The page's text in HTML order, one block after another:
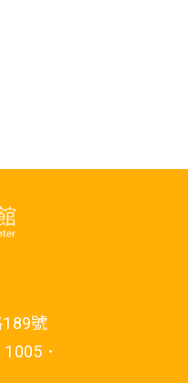
號
．